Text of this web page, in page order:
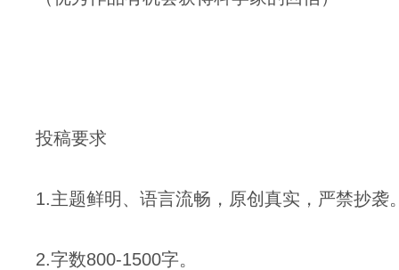
投稿要求
1.主题鲜明、语言流畅，原创真实，严禁抄袭
2.字数800-1500字。